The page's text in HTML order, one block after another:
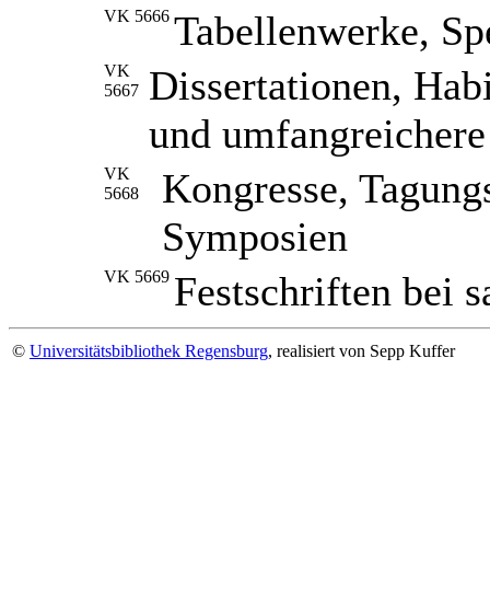
VK 5666 Tabellenwerke,
VK
5667 Dissertationen,
und
VK
5668
Kongresse,
Symposien
VK 5669 Festschriften bei
© Universitätsbibliothek Regensburg, realisiert von Sepp Kuffer